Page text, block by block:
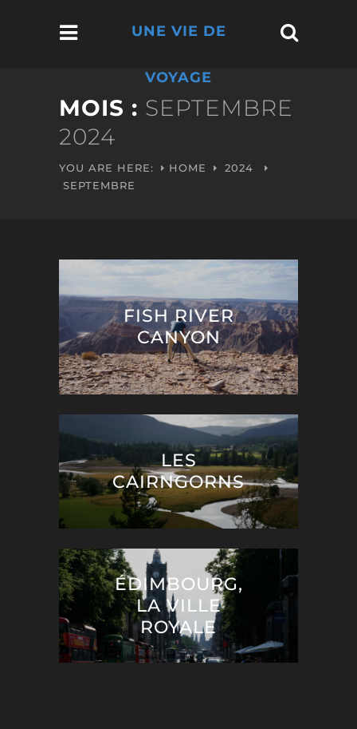
UNE VIE DE
VOYAGE
MOIS : SEPTEMBRE
2024
YOU ARE HERE: HOME
2024
SEPTEMBRE
FISH RIVER
CANYON
LES
CAIRNGORNS
ÉDIMBOURG,
LA VILLE
ROYALE